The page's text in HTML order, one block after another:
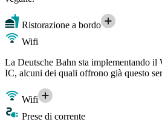
Ristorazione a bordo
Wifi
La Deutsche Bahn sta implementando il
IC, alcuni dei quali offrono già questo
Wifi
Prese di corrente